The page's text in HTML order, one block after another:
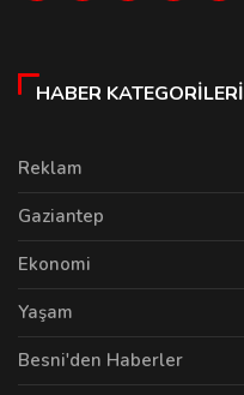
HABER KATEGORILERI
Reklam
Gaziantep
Ekonomi
Yaşam
Besni'den Haberler